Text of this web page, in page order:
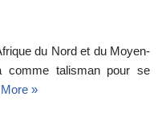
du Nord et du Moyen-
comme talisman pour se
»